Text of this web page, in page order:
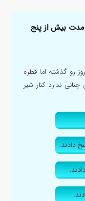
مدت بیش از پنج
رو گذشته اما قطره
ندارد کنار شیر
دادند.